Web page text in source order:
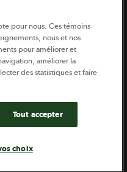
par Sollio Groupe Coopératif.
de la coopération agricole
pour nous. Ces témoins
nous et nos
pour améliorer et
améliorer la
des statistiques et faire
Tout accepter
choix